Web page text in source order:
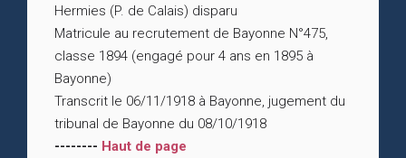
Hermies (P. de Calais) disparu
Matricule au recrutement de Bayonne N°475,
classe 1894 (engagé pour 4 ans en 1895 à
Bayonne)
Transcrit le 06/11/1918 à Bayonne, jugement du
tribunal de Bayonne du 08/10/1918
-------- Haut de page